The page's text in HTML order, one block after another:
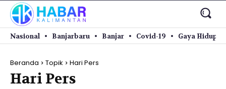
Nasional Banjarbaru Banjar Covid-19 Gaya Hidup
Beranda Topik Hari Pers
Hari Pers